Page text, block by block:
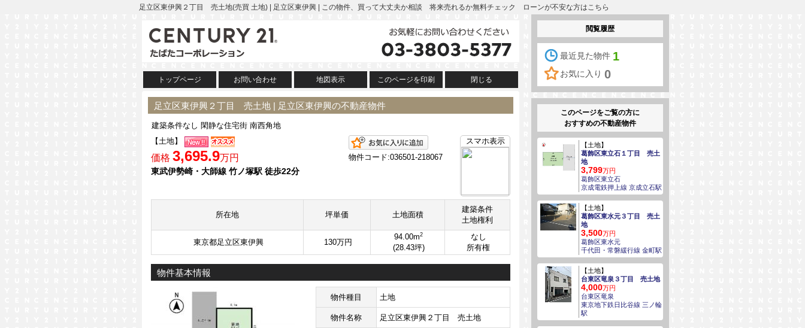
足立区東伊興２丁目 売土地(売買 土地) | 足立区東伊興 | この物件、買って大丈夫か相談 将来売れるか無料チェック ローンが不安な方はこちら
トップページ お問い合わせ 地図表示 このページを印刷 閉じる
足立区東伊興２丁目 売土地 | 足立区東伊興の不動産物件
建築条件なし 閑静な住宅街 南西角地
【土地】
価格 3,695.9万円
東武伊勢崎・大師線 竹ノ塚駅 徒歩22分
スマホ表示
お気に入りに追加
物件コード:036501-218067
所在地 坪単価 土地面積
建築条件
土地権利
東京都足立区東伊興 130万円
94.00m2
(28.43坪)
なし
所有権
物件基本情報
物件種目 土地
物件名称 足立区東伊興２丁目 売土地
閲覧履歴
最近見た物件 1
お気に入り 0
このページをご覧の方に
おすすめの不動産物件
【土地】
葛飾区東立石１丁目 売土
地
3,799万円
葛飾区東立石
京成電鉄押上線 京成立石駅
【土地】
葛飾区東水元３丁目 売土
地
3,500万円
葛飾区東水元
千代田・常磐緩行線 金町駅
【土地】
台東区竜泉３丁目 売土地
4,000万円
台東区竜泉
東京地下鉄日比谷線 三ノ輪
駅